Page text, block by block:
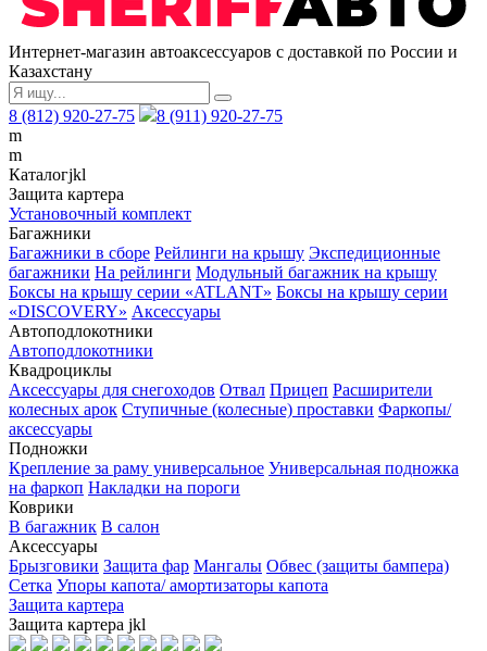
Интернет-магазин автоаксессуаров с доставкой по России и
Казахстану
8 (812) 920-27-75
8 (911) 920-27-75
m
m
Каталогjkl
Защита картера
Установочный комплект
Багажники
Багажники в сборе Рейлинги на крышу Экспедиционные
багажники На рейлинги Модульный багажник на крышу
Боксы на крышу серии «ATLANT» Боксы на крышу серии
«DISCOVERY» Аксессуары
Автоподлокотники
Автоподлокотники
Квадроциклы
Аксессуары для снегоходов Отвал Прицеп Расширители
колесных арок Ступичные (колесные) проставки Фаркопы/
аксессуары
Подножки
Крепление за раму универсальное Универсальная подножка
на фаркоп Накладки на пороги
Коврики
В багажник В салон
Аксессуары
Брызговики Защита фар Мангалы Обвес (защиты бампера)
Сетка Упоры капота/ амортизаторы капота
Защита картера
Защита картера jkl